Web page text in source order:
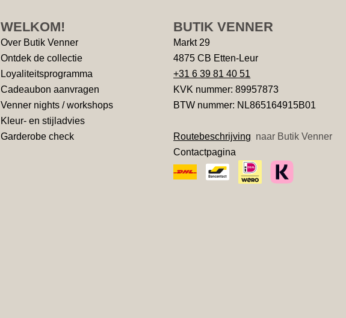
WELKOM!
Over Butik Venner
Ontdek de collectie
Loyaliteitsprogramma
Cadeaubon aanvragen
Venner nights / workshops
Kleur- en stijladvies
Garderobe check
BUTIK VENNER
Markt 29
4875 CB Etten-Leur
+31 6 39 81 40 51
KVK nummer: 89957873
BTW nummer: NL865164915B01
Routebeschrijving naar Butik Venner
Contactpagina